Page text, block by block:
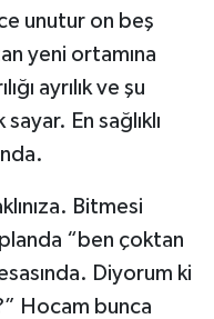
unutur on beş
yeni ortamına
ayrılık ve şu
En sağlıklı
Bitmesi
“ben çoktan
Diyorum ki
Hocam bunca